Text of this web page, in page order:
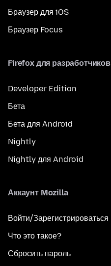
Браузер для iOS
Браузер Focus
Firefox для разработчиков
Developer Edition
Бета
Бета для Android
Nightly
Nightly для Android
Аккаунт Mozilla
Войти/Зарегистрироваться
Что это такое?
Сбросить пароль